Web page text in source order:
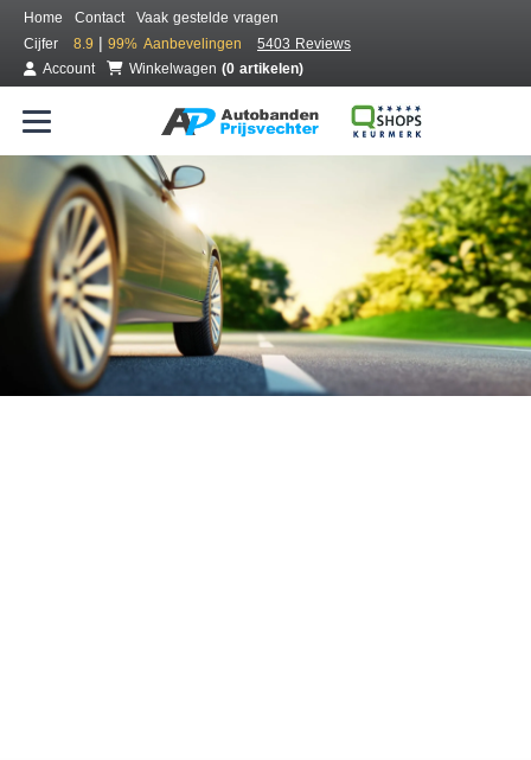
Home Contact
Vaak gestelde vragen
Cijfer
8.9 | 99% Aanbevelingen
5403 Reviews
Account
Winkelwagen (0 artikelen)
Bestel voordelig banden online
Gratis bezorgd of montage bij jou in de buurt
Seizoen:
Merken: